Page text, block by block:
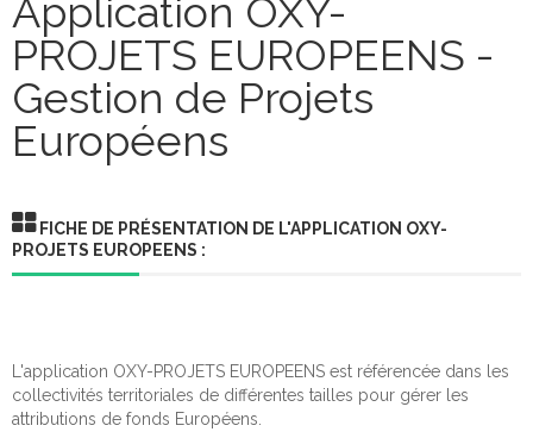
Gestion des Actes
Gestion de Courrier
Gestion des Contacts
Gestion des Logements
Gestion des Droits de Place / de Voirie
Gestion Qualité
Gestion de Projets Européens
Application OXY-
PROJETS EUROPEENS -
Gestion de Projets
Européens
FICHE DE PRÉSENTATION DE L'APPLICATION OXY-
PROJETS EUROPEENS :
L'application OXY-PROJETS EUROPEENS est référencée dans les
collectivités territoriales de différentes tailles pour gérer les
attributions de fonds Européens.